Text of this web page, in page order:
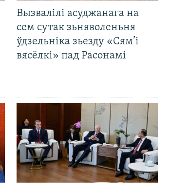
Вызвалілі асуджанага на
сем сутак зьняволеньня
ўдзельніка зьезду «Сям’і
вясёлкі» пад Расонамі